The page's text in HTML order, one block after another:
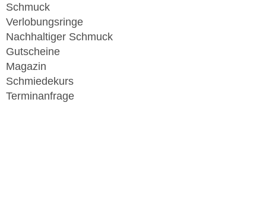
Schmuck
Verlobungsringe
Nachhaltiger Schmuck
Gutscheine
Magazin
Schmiedekurs
Terminanfrage